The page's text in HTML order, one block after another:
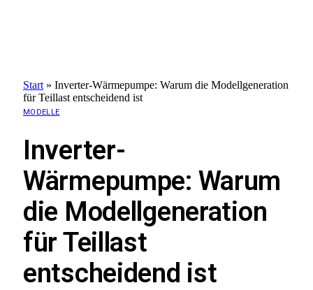
Start » Inverter-Wärmepumpe: Warum die Modellgeneration
für Teillast entscheidend ist
MODELLE
Inverter-
Wärmepumpe: Warum
die Modellgeneration
für Teillast
entscheidend ist